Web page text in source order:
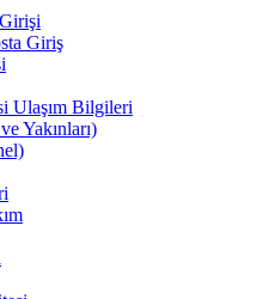
Giriş
Ulaşım Bilgileri
Yakınları)